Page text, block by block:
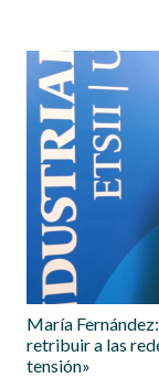
María
retribuir a las
tensión»